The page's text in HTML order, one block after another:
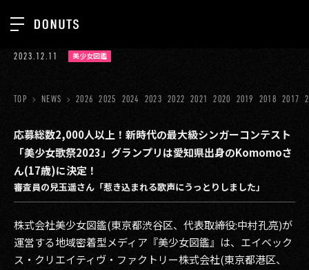
ジョブカン
ゲーム
ミクチャ
医療(CLIUS)
美少女図鑑
TOP
ABOUT
SERVICES
GROUP
RECRUIT
CONTACT
2023.12.11 美少女図鑑
TOP NEWS 2026 2025 2024 2023 2022 2021 2020 2019 2018 2017
応募総数2,000人以上！新時代の最大級シンガーコンテスト
「美少女歌祭2023」グランプリは愛知県出身のKomomoさ
ん(17歳)に決定！
審査員の兒玉遥さん「惹き込まれる歌声にうっとりしました」
株式会社美少女図鑑(東京都渋谷区、代表取締役:中村孔亮)が
運営する地域密着型メディア『美少女図鑑』は、エイベック
ス・クリエイティヴ・ファクトリー株式会社(東京都港区、